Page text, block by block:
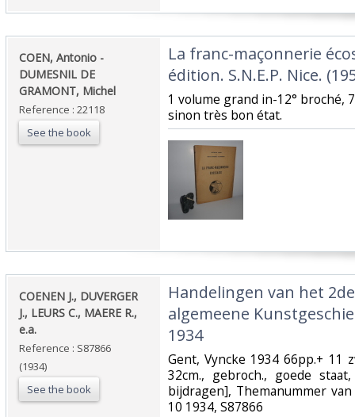
‎COEN, Antonio -
DUMESNIL DE
GRAMONT, Michel‎
Reference : 22118
See the book
‎La franc-maçonnerie
édition. S.N.E.P. Nice.
‎1 volume grand in-12° broché,
sinon très bon état. ‎
‎COENEN J., DUVERGER
J., LEURS C., MAERE R.,
e.a.‎
Reference : S87866
(1934)
See the book
‎Handelingen van het
algemeene
1934‎
‎Gent, Vyncke 1934 66pp.+
32cm., gebroch., goede
bijdragen], Themanummer
10 1934, S87866‎